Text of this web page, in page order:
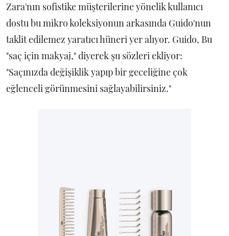
Zara'nın sofistike müşterilerine yönelik kullanıcı
dostu bu mikro koleksiyonun arkasında Guido'nun
taklit edilemez yaratıcı hüneri yer alıyor. Guido, Bu
"saç için makyaj," diyerek şu sözleri ekliyor:
"Saçınızda değişiklik yapıp bir geceliğine çok
eğlenceli görünmesini sağlayabilirsiniz."